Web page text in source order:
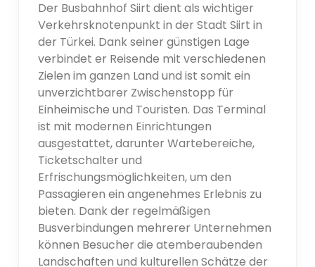
Der Busbahnhof Siirt dient als wichtiger
Verkehrsknotenpunkt in der Stadt Siirt in
der Türkei. Dank seiner günstigen Lage
verbindet er Reisende mit verschiedenen
Zielen im ganzen Land und ist somit ein
unverzichtbarer Zwischenstopp für
Einheimische und Touristen. Das Terminal
ist mit modernen Einrichtungen
ausgestattet, darunter Wartebereiche,
Ticketschalter und
Erfrischungsmöglichkeiten, um den
Passagieren ein angenehmes Erlebnis zu
bieten. Dank der regelmäßigen
Busverbindungen mehrerer Unternehmen
können Besucher die atemberaubenden
Landschaften und kulturellen Schätze der